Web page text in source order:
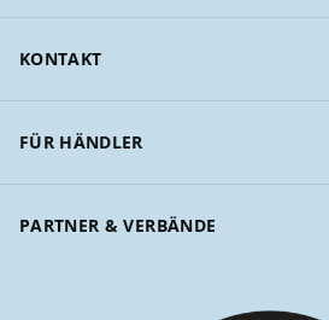
KONTAKT
FÜR HÄNDLER
PARTNER & VERBÄNDE